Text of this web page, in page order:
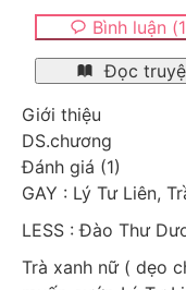
Bình luận (
Đọc
Giới thiệu
DS.chương
Đánh giá (1)
GAY : Lý Tư Liên,
LESS : Đào Thư
Trà xanh nữ ( dẹo